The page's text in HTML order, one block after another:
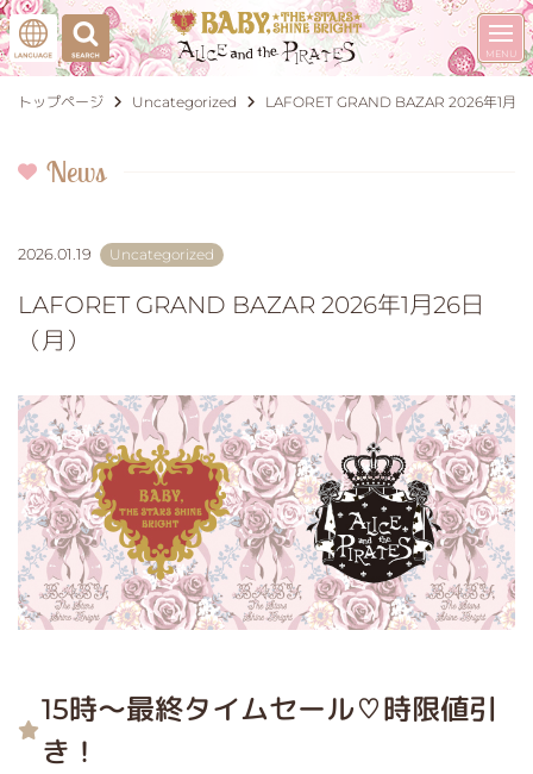
トップページ Uncategorized LAFORET GRAND BAZAR 2026年1月
News
2026.01.19 Uncategorized
LAFORET GRAND BAZAR 2026年1月26日
（月）
15時～最終タイムセール♡時限値引
き！